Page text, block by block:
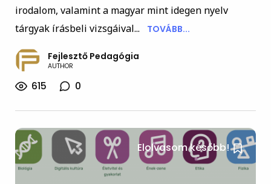
irodalom, valamint a magyar mint idegen nyelv
tárgyak írásbeli vizsgáival...
TOVÁBB...
Fejlesztő Pedagógia
AUTHOR
615 0
Elolvasom később!